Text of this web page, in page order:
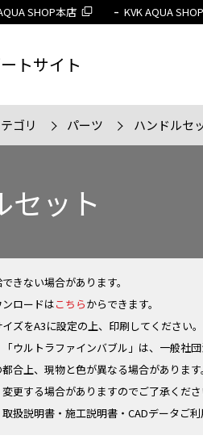
トサイト
SHOP本店 KVK AQUA
ゴリ パーツ ハンドルセ
セット
きない場合があります。
ロードはこちらからできます。
ズをA3に設定の上、印刷してください。
ウルトラファインバブル」は、一般社
合上、現物と色が異なる場合があります。
更する場合がありますのでご了承くださ
扱説明書・施工説明書・CADデータご